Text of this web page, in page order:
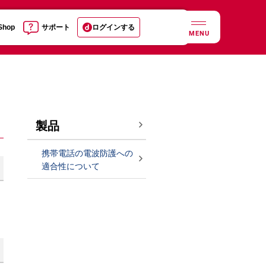
サポート ログインする
MENU
製品
携帯電話の電波防護への
適合性について